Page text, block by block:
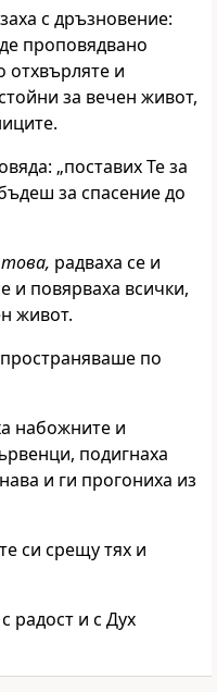
с дръзновение:
проповядвано
отхвърляте и
за вечен живот,
„поставих Те за
за спасение до
това, радваха се и
и повярваха всички,
живот.
по
набожните и
подигнаха
и ги прогониха из
си срещу тях и
радост и с Дух